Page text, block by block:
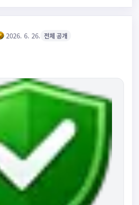
·2026. 6. 26. 전체 공개